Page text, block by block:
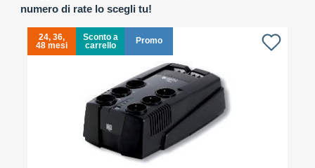
numero di rate lo scegli tu!
24, 36,
48 mesi
Sconto a
carrello
Promo